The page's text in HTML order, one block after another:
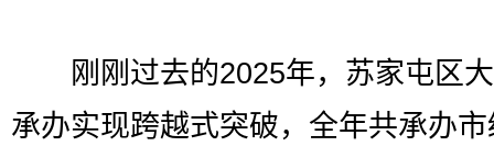
刚刚过去的2025年，苏家屯区
承办实现跨越式突破，全年共承办